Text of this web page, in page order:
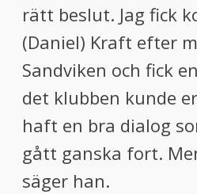
rätt beslut. Jag fick
(Daniel) Kraft efter
Sandviken och fick
det klubben kunde
haft en bra dialog
gått ganska fort.
säger han.